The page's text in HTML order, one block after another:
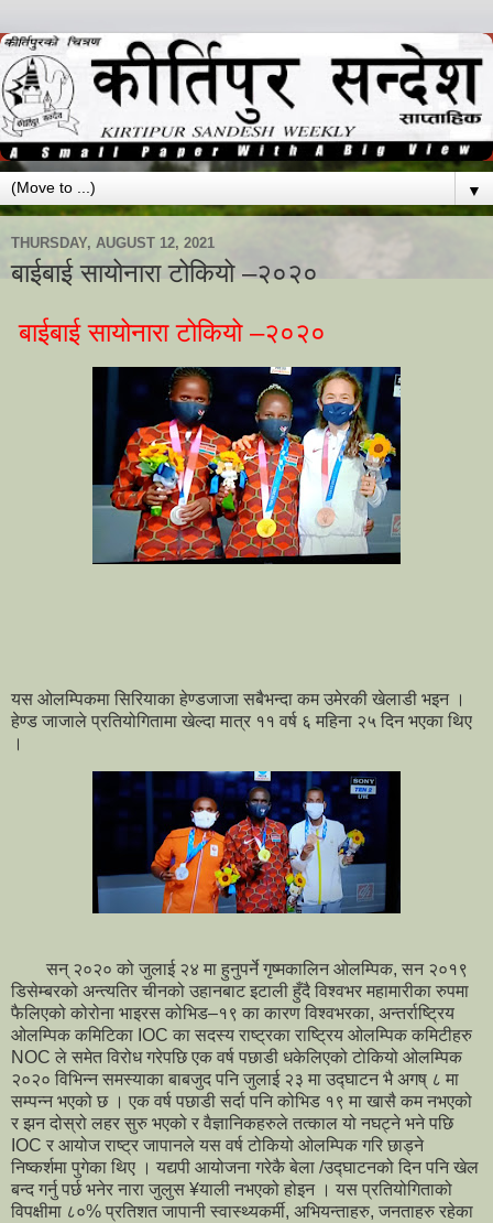
▼
THURSDAY, AUGUST 12, 2021
बाईबाई सायोनारा टोकियो –२०२०
बाईबाई सायोनारा टोकियो –२०२०
यस ओलम्पिकमा सिरियाका हेण्डजाजा सबैभन्दा कम उमेरकी खेलाडी भइन ।
हेण्ड जाजाले प्रतियोगितामा खेल्दा मात्र ११ वर्ष ६ महिना २५ दिन भएका थिए
।
सन् २०२० को जुलाई २४ मा हुनुपर्ने गृष्मकालिन ओलम्पिक, सन २०१९
डिसेम्बरको अन्त्यतिर चीनको उहानबाट इटाली हुँदै विश्वभर महामारीका रुपमा
फैलिएको कोरोना भाइरस कोभिड–१९ का कारण विश्वभरका, अन्तर्राष्ट्रिय
ओलम्पिक कमिटिका IOC का सदस्य राष्ट्रका राष्ट्रिय ओलम्पिक कमिटीहरु
NOC ले समेत विरोध गरेपछि एक वर्ष पछाडी धकेलिएको टोकियो ओलम्पिक
२०२० विभिन्न समस्याका बाबजुद पनि जुलाई २३ मा उद्घाटन भै अगष् ८ मा
सम्पन्न भएको छ । एक वर्ष पछाडी सर्दा पनि कोभिड १९ मा खासै कम नभएको
र झन दोस्रो लहर सुरु भएको र वैज्ञानिकहरुले तत्काल यो नघट्ने भने पछि
IOC र आयोज राष्ट्र जापानले यस वर्ष टोकियो ओलम्पिक गरि छाड्ने
निष्कर्शमा पुगेका थिए । यद्यपी आयोजना गरेकै बेला /उद्घाटनको दिन पनि खेल
बन्द गर्नु पर्छ भनेर नारा जुलुस ¥याली नभएको होइन । यस प्रतियोगिताको
विपक्षीमा ८०% प्रतिशत जापानी स्वास्थ्यकर्मी, अभियन्ताहरु, जनताहरु रहेका